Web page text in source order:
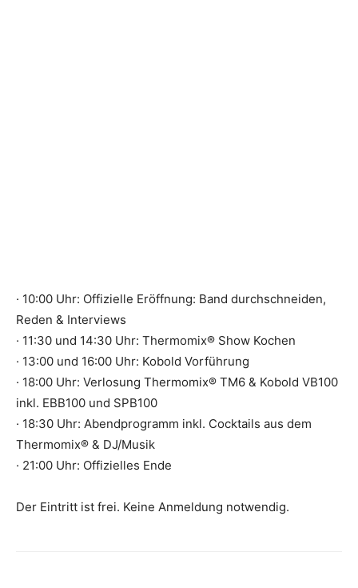
· 10:00 Uhr: Offizielle Eröffnung: Band durchschneiden,
Reden & Interviews
· 11:30 und 14:30 Uhr: Thermomix® Show Kochen
· 13:00 und 16:00 Uhr: Kobold Vorführung
· 18:00 Uhr: Verlosung Thermomix® TM6 & Kobold VB100
inkl. EBB100 und SPB100
· 18:30 Uhr: Abendprogramm inkl. Cocktails aus dem
Thermomix® & DJ/Musik
· 21:00 Uhr: Offizielles Ende
Der Eintritt ist frei. Keine Anmeldung notwendig.